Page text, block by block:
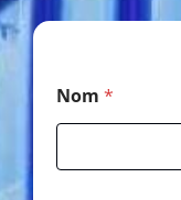
*
N
m
Nom *